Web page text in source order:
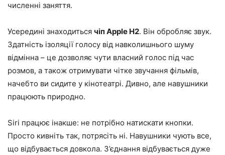
численні заняття.
Усередині знаходиться чіп Apple H2. Він обробляє звук.
Здатність ізоляції голосу від навколишнього шуму
відмінна – це дозволяє чути власний голос під час
розмов, а також отримувати чітке звучання фільмів,
начебто ви сидите у кінотеатрі. Дивно, але навушники
працюють природно.
Siri працює інакше: не потрібно натискати кнопки.
Просто кивніть так, потрясіть ні. Навушники чують все,
що відбувається довкола. З’єднання відбувається дуже